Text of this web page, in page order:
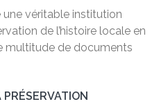
une véritable institution
de l’histoire locale en
multitude de documents